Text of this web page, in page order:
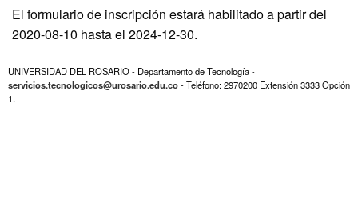
El formulario de inscripción estará habilitado a partir del
2020-08-10 hasta el 2024-12-30.
UNIVERSIDAD DEL ROSARIO - Departamento de Tecnología -
servicios.tecnologicos@urosario.edu.co- Teléfono: 2970200 Extensión 3333 Opción
1.